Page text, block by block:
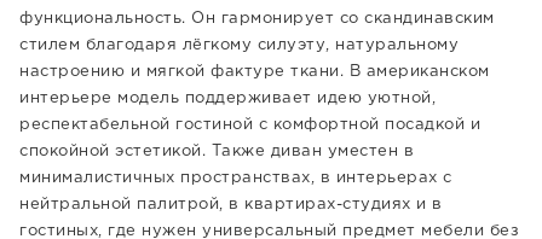
функциональность. Он гармонирует со скандинавским
стилем благодаря лёгкому силуэту, натуральному
настроению и мягкой фактуре ткани. В американском
интерьере модель поддерживает идею уютной,
респектабельной гостиной с комфортной посадкой и
спокойной эстетикой. Также диван уместен в
минималистичных пространствах, в интерьерах с
нейтральной палитрой, в квартирах-студиях и в
гостиных, где нужен универсальный предмет мебели без